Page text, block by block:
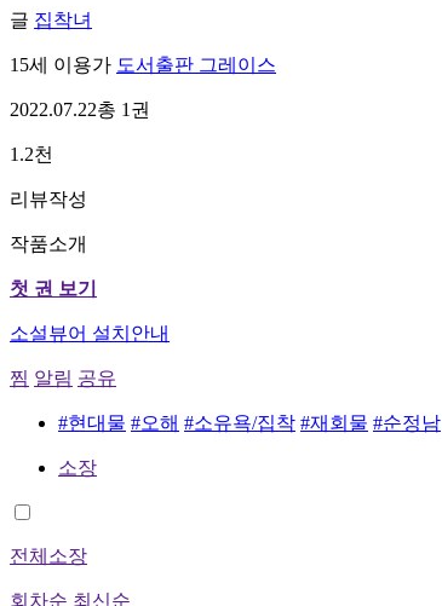
글 집착녀
15세 이용가 도서출판 그레이스
2022.07.22총 1권
1.2천
리뷰작성
작품소개
첫 권 보기
소설뷰어 설치안내
찜 알림 공유
#현대물 #오해 #소유욕/집착 #재회물 #순정남
소장
전체소장
회차순 최신순